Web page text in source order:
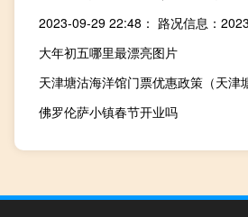
大年初五哪里最漂亮图片
天津塘沽海洋馆门票优惠政策（天津
佛罗伦萨小镇春节开业吗